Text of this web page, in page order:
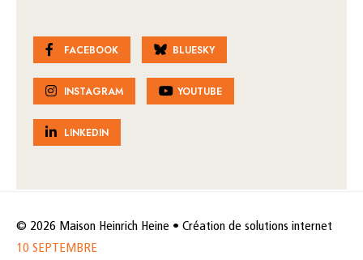
FACEBOOK BLUESKY
INSTAGRAM YOUTUBE
LINKEDIN
© 2026 Maison Heinrich Heine • Création de solutions internet
10 SEPTEMBRE